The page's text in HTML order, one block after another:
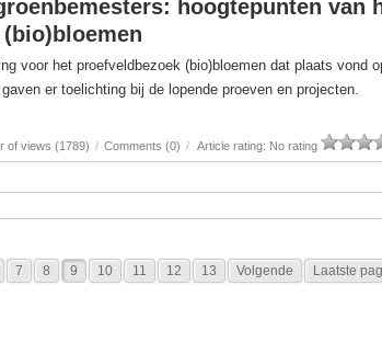
hoogtepunten van
voor het proefveldbezoek (bio)bloemen dat plaats vond
er toelichting bij de lopende proeven en projecten.
of views (1789) / Comments (0) / Article rating: No rating
7 8 9 10 11 12 13 Volgende Laatste